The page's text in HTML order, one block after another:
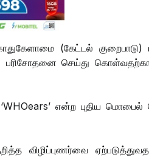
(கேட்டல் குறைபாடு)
பரிசோதனை செய்து
என்ற புதிய
விழிப்புணர்வை